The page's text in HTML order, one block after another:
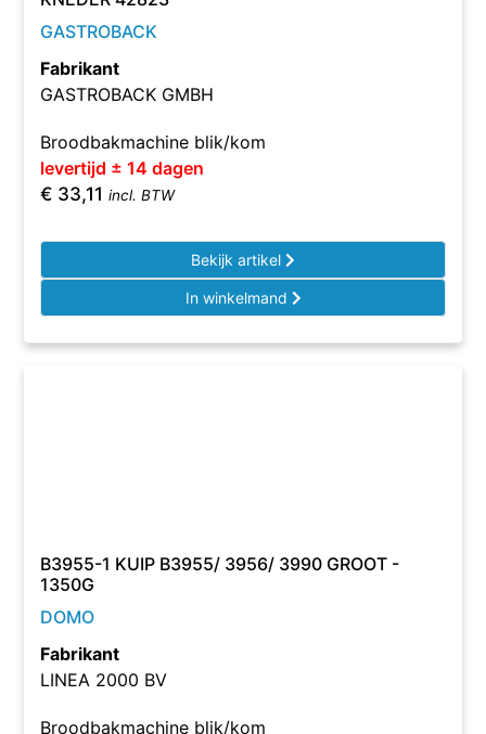
GASTROBACK
Fabrikant
GASTROBACK GMBH
Broodbakmachine blik/kom
levertijd ± 14 dagen
€ 33,11 incl. BTW
Bekijk artikel
In winkelmand
B3955-1 KUIP B3955/ 3956/ 3990 GROOT -
1350G
DOMO
Fabrikant
LINEA 2000 BV
Broodbakmachine blik/kom